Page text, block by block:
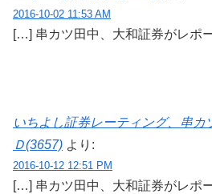
2016-10-02 11:53 AM
[…] 串カツ田中、大和証券がレポ
いちよし証券レーティング、串カ
Ｄ(3657) より:
2016-10-12 12:51 PM
[…] 串カツ田中、大和証券がレポ